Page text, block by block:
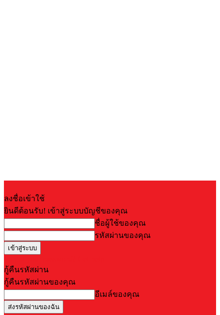
ลงชื่อเข้าใช้
ยินดีต้อนรับ! เข้าสู่ระบบบัญชีของคุณ
ชื่อผู้ใช้ของคุณ
รหัสผ่านของคุณ
กู้คืนรหัสผ่าน
กู้คืนรหัสผ่านของคุณ
อีเมล์ของคุณ